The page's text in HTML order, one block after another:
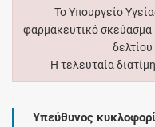
Το Υπουργείο
φαρμακευτικό σκεύασμα
Η τελευταία
Υπεύθυνος